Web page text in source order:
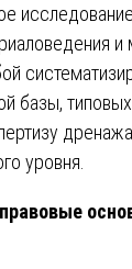
базы,
уровня.